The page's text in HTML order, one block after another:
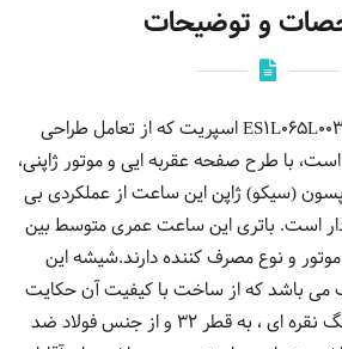
و توضیحات
ساعت مچی عقربه ایی ES1L065L0035 اسپریت که از تعامل طراحی
است، با طرح صفحه عقربه ایی و موتور ژاپنی،
(سیکو) ژاپن این ساعت از عملکردی بی
است. باتری این ساعت عمری متوسط بین
موتور و نوع مصرف کننده دارند.شیشه این
می باشد که از ساخت با کیفیت آن حکایت
دارد.قاب این ساعت به رنگ نقره ای ، به قطر 32 و از جنس فولاد ضد